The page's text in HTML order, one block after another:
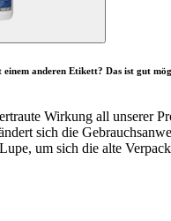
anderen Etikett? Das ist gut
Wirkung all unserer
sich die
um sich die alte